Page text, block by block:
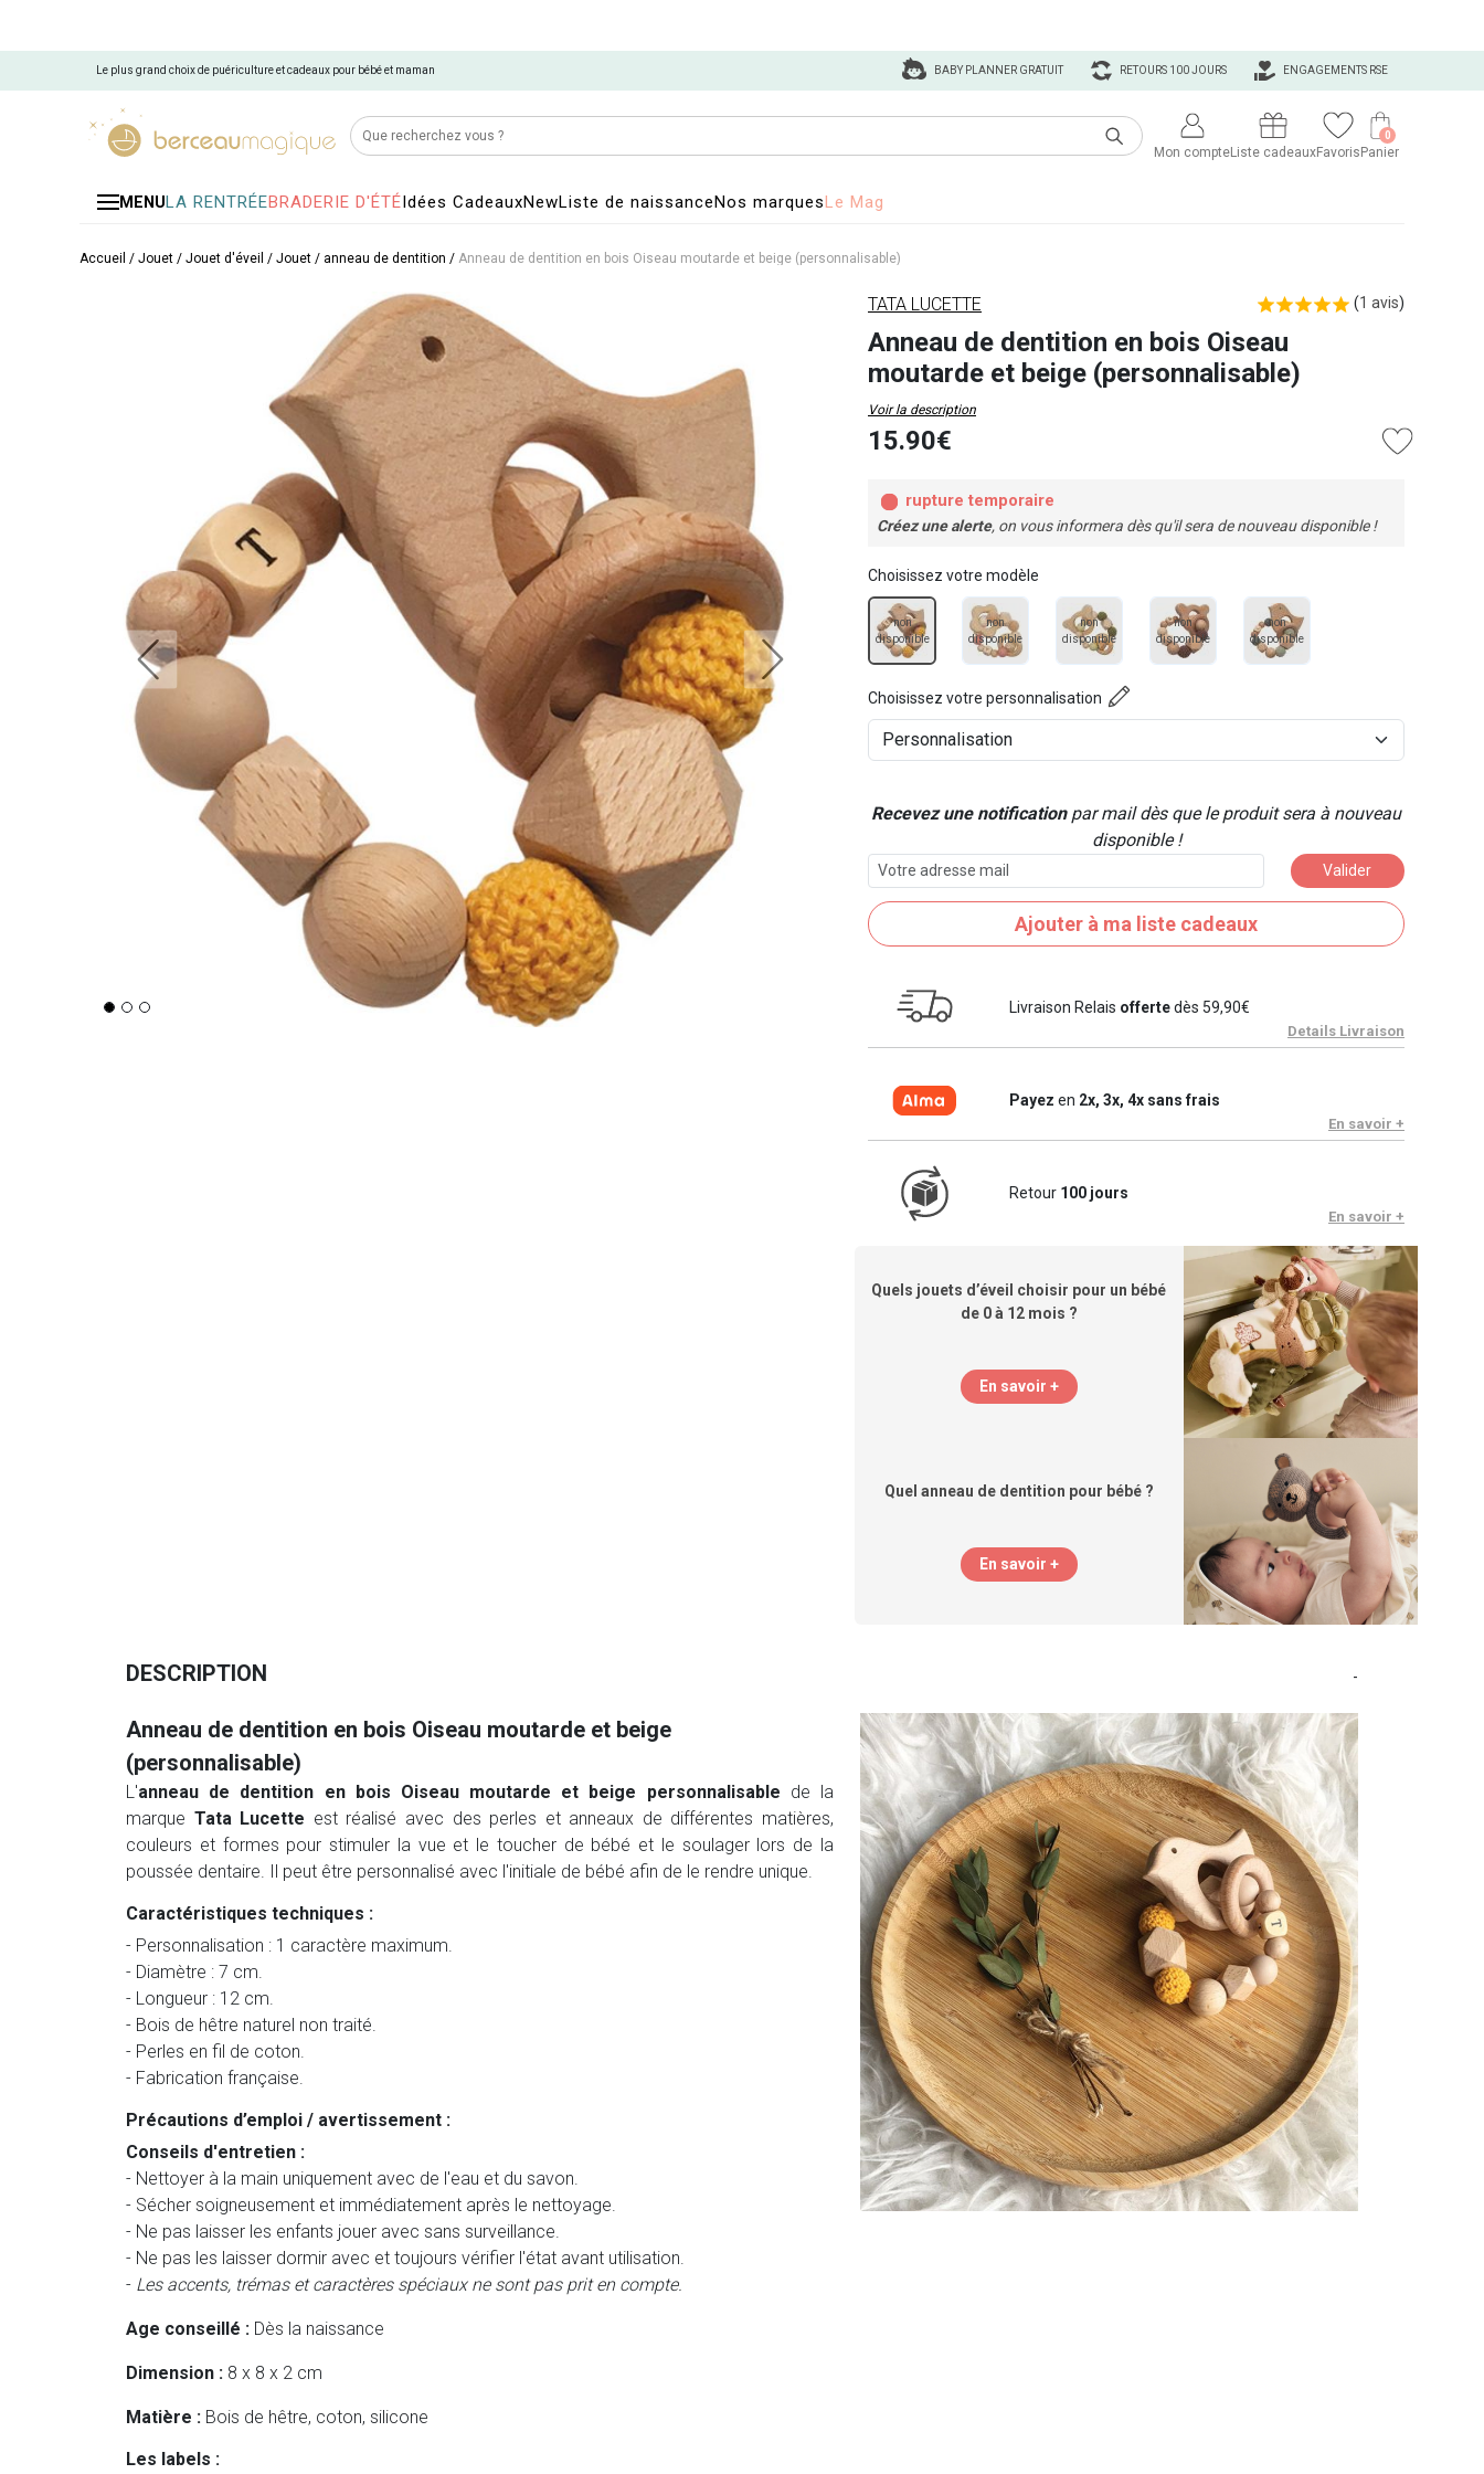
Le plus grand choix de puériculture et cadeaux pour bébé et maman ENGAGEMENTS RSE
RETOURS 100 JOURS
BABY PLANNER GRATUIT
Mon compteListe cadeauxFavoris Panier
0
MENULA RENTRÉEBRADERIE D'ÉTÉIdées CadeauxNewListe de naissanceNos marquesLe Mag
Accueil / Jouet / Jouet d'éveil / Jouet / anneau de dentition / Anneau de dentition en bois Oiseau moutarde et beige (personnalisable)
TATA LUCETTE (1 avis)
Anneau de dentition en bois Oiseau
moutarde et beige (personnalisable)
Voir la description
15.90€
rupture temporaire
Créez une alerte, on vous informera dès qu'il sera de nouveau disponible !
Choisissez votre modèle
non
disponible
non
disponible
non
disponible
non
disponible
non
disponible
Choisissez votre personnalisation
Recevez une notificationpar mail dès que le produit sera à nouveau
disponible !
Valider
Ajouter à ma liste cadeaux
Livraison Relais offertedès 59,90€
Details Livraison
Payez en 2x, 3x, 4x sans frais
En savoir +
Retour 100 jours
En savoir +
Quels jouets d’éveil choisir pour un bébé
de 0 à 12 mois ?
En savoir +
Quel anneau de dentition pour bébé ?
En savoir +
DESCRIPTION -
Anneau de dentition en bois Oiseau moutarde et beige
(personnalisable)
L'anneau de dentition en bois Oiseau moutarde et beige personnalisable de la
marque Tata Lucette est réalisé avec des perles et anneaux de différentes matières,
couleurs et formes pour stimuler la vue et le toucher de bébé et le soulager lors de la
poussée dentaire. Il peut être personnalisé avec l'initiale de bébé afin de le rendre unique.
Caractéristiques techniques :
- Personnalisation : 1 caractère maximum.
- Diamètre : 7 cm.
- Longueur : 12 cm.
- Bois de hêtre naturel non traité.
- Perles en fil de coton.
- Fabrication française.
Précautions d’emploi / avertissement :
Conseils d'entretien :
- Nettoyer à la main uniquement avec de l'eau et du savon.
- Sécher soigneusement et immédiatement après le nettoyage.
- Ne pas laisser les enfants jouer avec sans surveillance.
- Ne pas les laisser dormir avec et toujours vérifier l'état avant utilisation.
- Les accents, trémas et caractères spéciaux ne sont pas prit en compte.
Age conseillé : Dès la naissance
Dimension : 8 x 8 x 2 cm
Matière : Bois de hêtre, coton, silicone
Les labels :